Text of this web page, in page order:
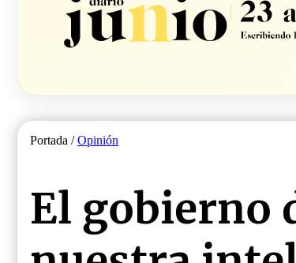
Portada /Opinión
El gobierno